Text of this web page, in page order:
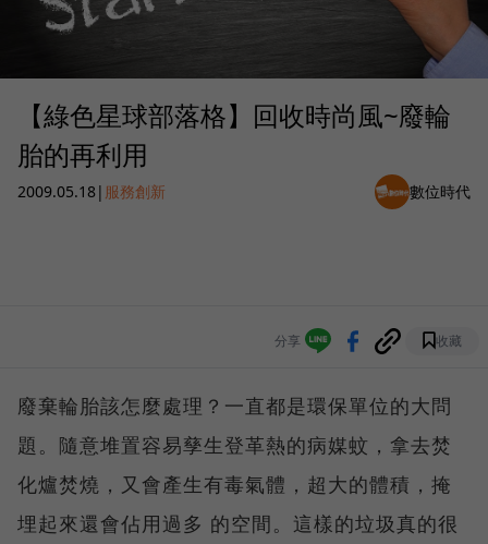
【綠色星球部落格】回收時尚風~廢輪
胎的再利用
2009.05.18| 服務創新 數位時代
分享 收藏
廢棄輪胎該怎麼處理？一直都是環保單位的大問
題。隨意堆置容易孳生登革熱的病媒蚊，拿去焚
化爐焚燒，又會產生有毒氣體，超大的體積，掩
埋起來還會佔用過多 的空間。這樣的垃圾真的很